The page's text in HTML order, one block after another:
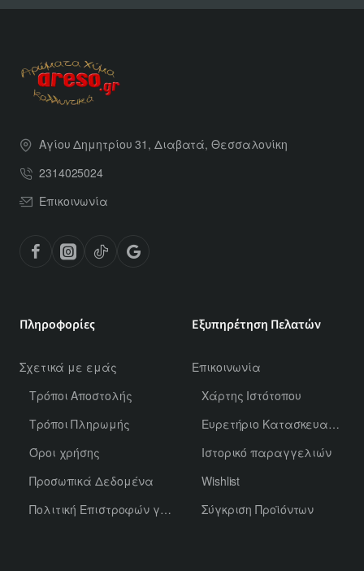
Αγίου Δημητρίου 31, Διαβατά, Θεσσαλονίκη
2314025024
Επικοινωνία
Πληροφορίες
Σχετικά με εμάς
Τρόποι Αποστολής
Τρόποι Πληρωμής
Όροι χρήσης
Προσωπικά Δεδομένα
Πολιτική Επιστροφών για Χύμα Αρώματα
Εξυπηρέτηση Πελατών
Επικοινωνία
Χάρτης Ιστότοπου
Ευρετήριο Κατασκευαστών
Ιστορικό παραγγελιών
Wishlist
Σύγκριση Προϊόντων